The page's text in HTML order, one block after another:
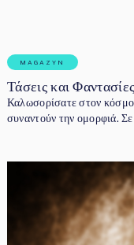
MAGAZYN
Τάσεις και
Καλωσορίσατε στον κόσμο
συναντούν την ομορφιά.